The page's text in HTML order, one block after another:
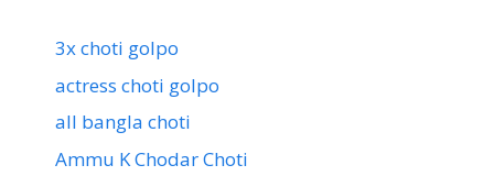
3x choti golpo
actress choti golpo
all bangla choti
Ammu K Chodar Choti